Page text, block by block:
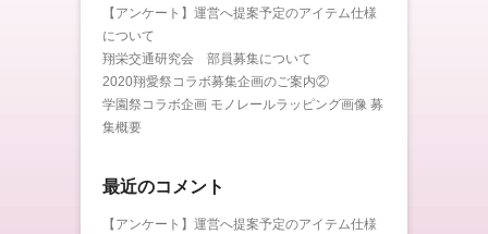
【アンケート】運営へ提案予定のアイテム仕様
について
翔栄交通研究会 部員募集について
2020翔愛祭コラボ募集企画のご案内②
学園祭コラボ企画 モノレールラッピング画像 募
集概要
最近のコメント
【アンケート】運営へ提案予定のアイテム仕様